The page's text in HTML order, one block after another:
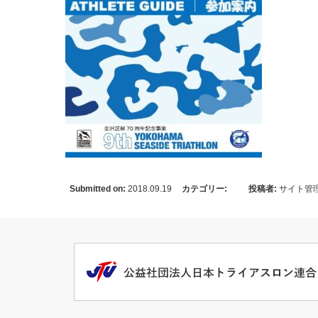
Submitted on: 2018.09.19 カテゴリー: 投稿者: サイト管